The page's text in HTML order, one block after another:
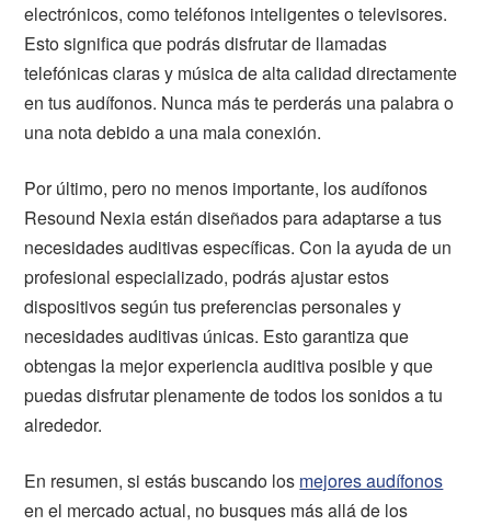
electrónicos, como teléfonos inteligentes o televisores.
Esto significa que podrás disfrutar de llamadas
telefónicas claras y música de alta calidad directamente
en tus audífonos. Nunca más te perderás una palabra o
una nota debido a una mala conexión.
Por último, pero no menos importante, los audífonos
Resound Nexia están diseñados para adaptarse a tus
necesidades auditivas específicas. Con la ayuda de un
profesional especializado, podrás ajustar estos
dispositivos según tus preferencias personales y
necesidades auditivas únicas. Esto garantiza que
obtengas la mejor experiencia auditiva posible y que
puedas disfrutar plenamente de todos los sonidos a tu
alrededor.
En resumen, si estás buscando los mejores audífonos
en el mercado actual, no busques más allá de los